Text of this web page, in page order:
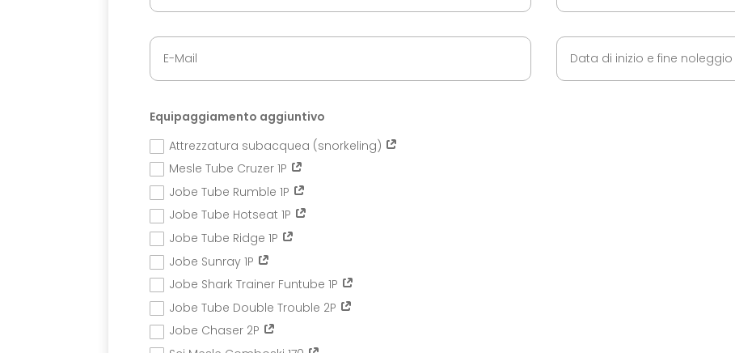
Equipaggiamento aggiuntivo
Attrezzatura subacquea (snorkeling)
Mesle Tube Cruzer 1P
Jobe Tube Rumble 1P
Jobe Tube Hotseat 1P
Jobe Tube Ridge 1P
Jobe Sunray 1P
Jobe Shark Trainer Funtube 1P
Jobe Tube Double Trouble 2P
Jobe Chaser 2P